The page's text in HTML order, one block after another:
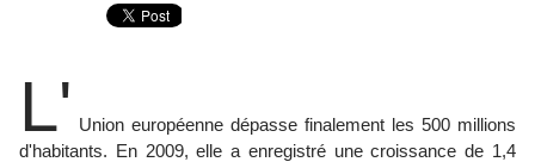
L' Union européenne dépasse finalement les 500 millions
d'habitants. En 2009, elle a enregistré une croissance de 1,4